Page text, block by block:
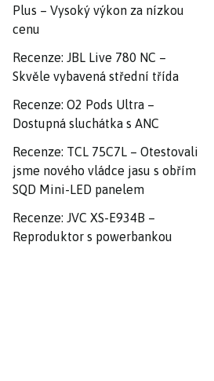
Plus – Vysoký výkon za nízkou
cenu
Recenze: JBL Live 780 NC –
Skvěle vybavená střední třída
Recenze: O2 Pods Ultra –
Dostupná sluchátka s ANC
Recenze: TCL 75C7L – Otestovali
jsme nového vládce jasu s obřím
SQD Mini-LED panelem
Recenze: JVC XS-E934B –
Reproduktor s powerbankou